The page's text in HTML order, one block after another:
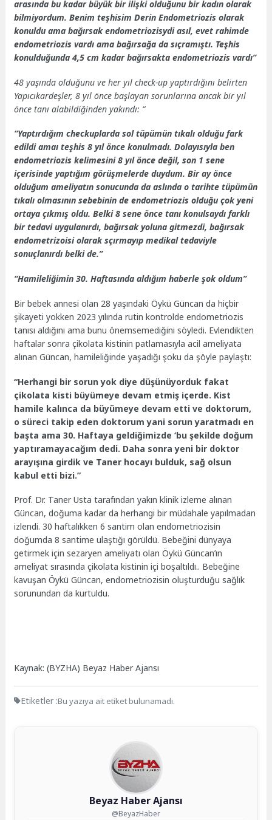
arasında bu kadar büyük bir ilişki olduğunu bir kadın olarak
bilmiyordum. Benim teşhisim Derin Endometriozis olarak
konuldu ama bağırsak endometriozisydi asıl, evet rahimde
endometriozis vardı ama bağırsağa da sıçramıştı. Teşhis
konulduğunda 4,5 cm kadar bağırsakta endometriozis vardı”
48 yaşında olduğunu ve her yıl check-up yaptırdığını belirten
Yapıcıkardeşler, 8 yıl önce başlayan sorunlarına ancak bir yıl
önce tanı alabildiğinden yakındı: “
“Yaptırdığım checkuplarda sol tüpümün tıkalı olduğu fark
edildi amaı teşhis 8 yıl önce konulmadı. Dolayısıyla ben
endometriozis kelimesini 8 yıl önce değil, son 1 sene
içerisinde yaptığım görüşmelerde duydum. Bir ay önce
olduğum ameliyatın sonucunda da aslında o tarihte tüpümün
tıkalı olmasının sebebinin de endometriozis olduğu çok yeni
ortaya çıkmış oldu. Belki 8 sene önce tanı konulsaydı farklı
bir tedavi uygulanırdı, bağırsak yoluna gitmezdi, bağırsak
endometrizoisi olarak sçırmayıp medikal tedaviyle
sonuçlanırdı belki de.”
“Hamileliğimin 30. Haftasında aldığım haberle şok oldum”
Bir bebek annesi olan 28 yaşındaki Öykü Güncan da hiçbir
şikayeti yokken 2023 yılında rutin kontrolde endometriozis
tanısı aldığını ama bunu önemsemediğini söyledi. Evlendikten
haftalar sonra çikolata kistinin patlamasıyla acil ameliyata
alınan Güncan, hamileliğinde yaşadığı şoku da şöyle paylaştı:
“Herhangi bir sorun yok diye düşünüyorduk fakat
çikolata kisti büyümeye devam etmiş içerde. Kist
hamile kalınca da büyümeye devam etti ve doktorum,
o süreci takip eden doktorum yani sorun yaratmadı en
başta ama 30. Haftaya geldiğimizde ‘bu şekilde doğum
yaptıramayacağım dedi. Daha sonra yeni bir doktor
arayışına girdik ve Taner hocayı bulduk, sağ olsun
kabul etti bizi.”
Prof. Dr. Taner Usta tarafından yakın klinik izleme alınan
Güncan, doğuma kadar da herhangi bir müdahale yapılmadan
izlendi. 30 haftalıkken 6 santim olan endometriozisin
doğumda 8 santime ulaştığı görüldü. Bebeğini dünyaya
getirmek için sezaryen ameliyatı olan Öykü Güncan’ın
ameliyat sırasında çikolata kistinin içi boşaltıldı.. Bebeğine
kavuşan Öykü Güncan, endometriozisin oluşturduğu sağlık
sorunundan da kurtuldu.
Kaynak: (BYZHA) Beyaz Haber Ajansı
Etiketler :Bu yazıya ait etiket bulunamadı.
Beyaz Haber Ajansı
@BeyazHaber